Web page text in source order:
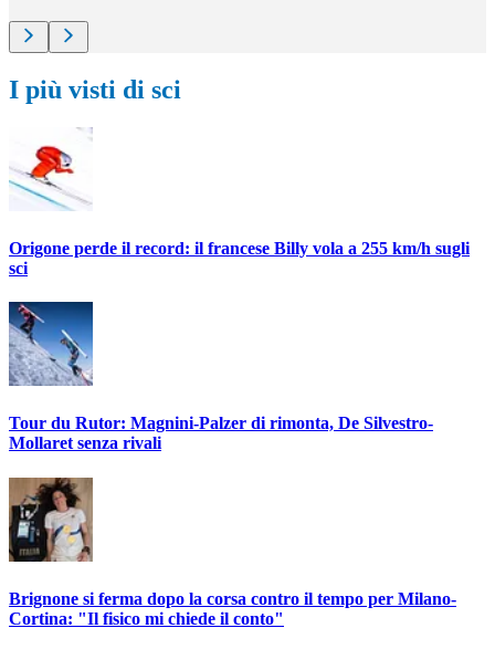
I più visti di sci
Origone perde il record: il francese Billy vola a 255 km/h sugli
sci
Tour du Rutor: Magnini-Palzer di rimonta, De Silvestro-
Mollaret senza rivali
Brignone si ferma dopo la corsa contro il tempo per Milano-
Cortina: "Il fisico mi chiede il conto"